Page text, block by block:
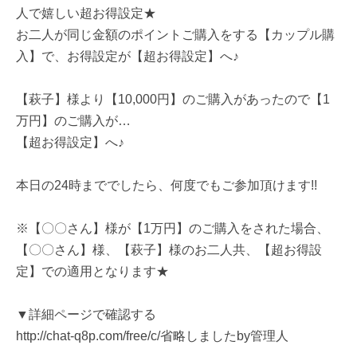
人で嬉しい超お得設定★
お二人が同じ金額のポイントご購入をする【カップル購
入】で、お得設定が【超お得設定】へ♪
【萩子】様より【10,000円】のご購入があったので【1
万円】のご購入が…
【超お得設定】へ♪
本日の24時まででしたら、何度でもご参加頂けます!!
※【〇〇さん】様が【1万円】のご購入をされた場合、
【〇〇さん】様、【萩子】様のお二人共、【超お得設
定】での適用となります★
▼詳細ページで確認する
http://chat-q8p.com/free/c/省略しましたby管理人